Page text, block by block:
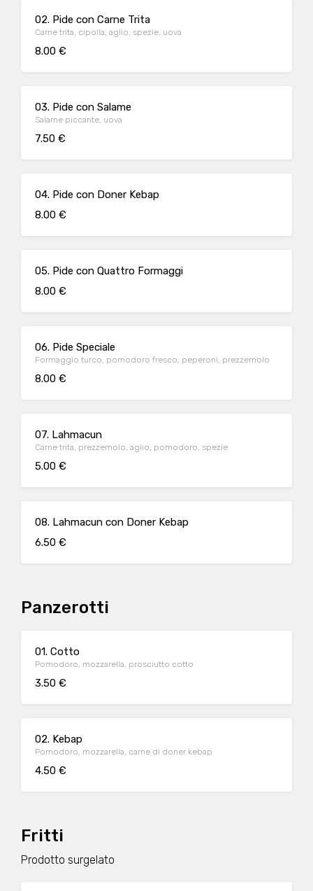
02. Pide con Carne Trita
Carne trita, cipolla, aglio, spezie, uova
8.00 €
03. Pide con Salame
Salame piccante, uova
7.50 €
04. Pide con Doner Kebap
8.00 €
05. Pide con Quattro Formaggi
8.00 €
06. Pide Speciale
Formaggio turco, pomodoro fresco, peperoni, prezzemolo
8.00 €
07. Lahmacun
Carne trita, prezzemolo, aglio, pomodoro, spezie
5.00 €
08. Lahmacun con Doner Kebap
6.50 €
Panzerotti
01. Cotto
Pomodoro, mozzarella, prosciutto cotto
3.50 €
02. Kebap
Pomodoro, mozzarella, carne di doner kebap
4.50 €
Fritti
Prodotto surgelato